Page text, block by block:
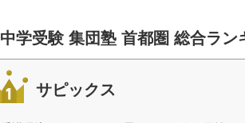
中学受験 集団塾 首都圏 総合ラン
サピックス